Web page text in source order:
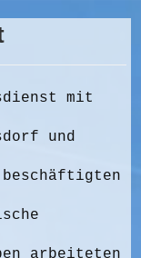
mit
und
beschäftigten
arbeiteten